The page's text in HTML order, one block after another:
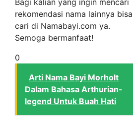
rekomendasi nama lainnya bisa
cari di Namabayi.com ya.
Semoga bermanfaat!
0
Arti Nama Bayi Morholt
Dalam Bahasa Arthurian-
legend Untuk Buah Hati